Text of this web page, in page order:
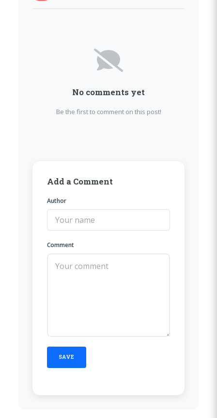
No comments yet
Be the first to comment on this post!
Add a Comment
Author
Comment